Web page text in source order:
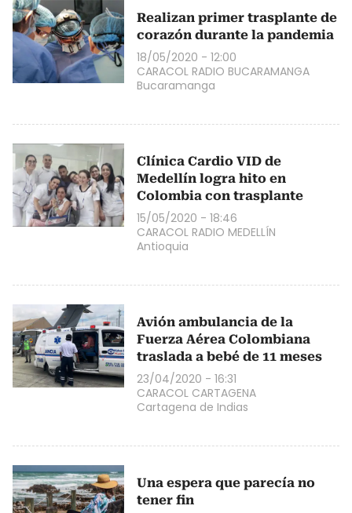
Realizan primer trasplante de
corazón durante la pandemia
18/05/2020 - 12:00
CARACOL RADIO BUCARAMANGA
Bucaramanga
Clínica Cardio VID de
Medellín logra hito en
Colombia con trasplante
15/05/2020 - 18:46
CARACOL RADIO MEDELLÍN
Antioquia
Avión ambulancia de la
Fuerza Aérea Colombiana
traslada a bebé de 11 meses
23/04/2020 - 16:31
CARACOL CARTAGENA
Cartagena de Indias
Una espera que parecía no
tener fin